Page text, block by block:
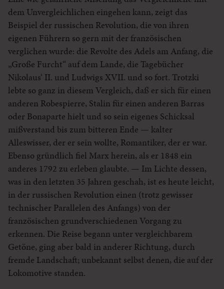
dem Unvergleichlichen eingehen kann, zeigt das
Beispiel der russischen Revolution, die von ihren
eigenen Führern so gern mit der französischen
verglichen wurde: die Revolte des Adels am Anfang, die
„Große Furcht“ auf dem Lande, die Tagebücher
Nikolaus‘ II. und Ludwigs XVII. und so fort. Trotzki
lebte so ganz in diesem Vergleich, daß er sich für einen
anderen Robespierre, Stalin für einen anderen Barras
oder Bonaparte hielt und so sein eigenes Schicksal
mißverstand bis zum bitteren Ende — kalter
Alleswisser, der er sein wollte, Romantiker, der er war.
Ebenso gründlich fiel Marx herein, als er 1848 ein
anderes 1792 zu erleben glaubte. — Im Lichte dessen,
was in den letzten 35 Jahren geschah, ist es heute leicht,
in der russischen Revolution einen (trotz gewisser
technischer Parallelen des Anfangs) von der
französischen grundverschiedenen Vorgang zu
erkennen. Die Reise begann unter vergleichbarem
Getöne, ging aber bald in anderer Richtung, durch
fremde Landschaft; unbekannt selbst denen, die auf der
Lokomotive standen.